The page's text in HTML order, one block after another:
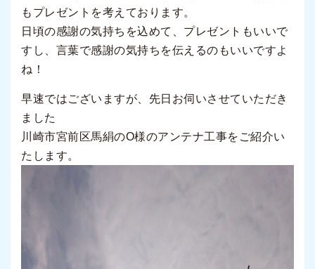
もプレゼントを考えております。
日頃の感謝の気持ちを込めて、プレゼントもいいで
すし、言葉で感謝の気持ちを伝えるのもいいですよ
ね！
早速ではございますが、先日お伺いさせていただき
ました
川崎市宮前区馬絹のO様のアンテナ工事をご紹介い
たします。